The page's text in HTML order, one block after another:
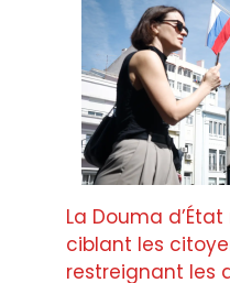
La Douma
ciblant les
restreignant les